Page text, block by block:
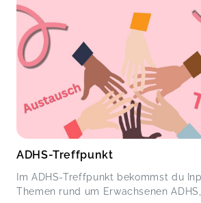
ADHS-Treffpunkt
Im ADHS-Treffpunkt bekommst du
Themen rund um Erwachsenen